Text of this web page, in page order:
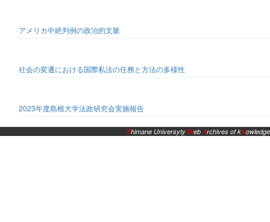
アメリカ中絶判例の政治的文脈
社会の変遷における国際私法の任務と方法の多様性
2023年度島根大学法政研究会実施報告
Shimane Universyty WebArchives of kNowledge